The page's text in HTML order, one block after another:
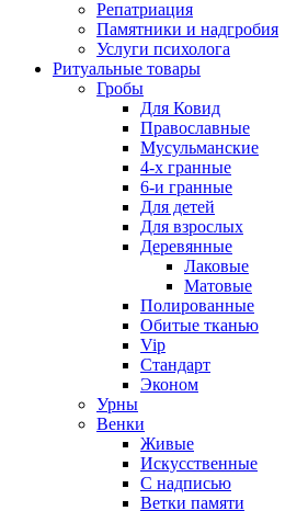
Репатриация
Памятники и надгробия
Услуги психолога
Ритуальные товары
Гробы
Для Ковид
Православные
Мусульманские
4-х гранные
6-и гранные
Для детей
Для взрослых
Деревянные
Лаковые
Матовые
Полированные
Обитые тканью
Vip
Стандарт
Эконом
Урны
Венки
Живые
Искусственные
С надписью
Ветки памяти